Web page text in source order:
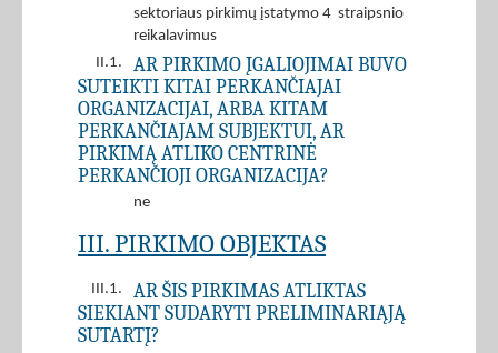
sektoriaus pirkimų įstatymo 4 straipsnio
reikalavimus
II.1.
AR PIRKIMO ĮGALIOJIMAI BUVO
SUTEIKTI KITAI PERKANČIAJAI
ORGANIZACIJAI, ARBA KITAM
PERKANČIAJAM SUBJEKTUI, AR
PIRKIMĄ ATLIKO CENTRINĖ
PERKANČIOJI ORGANIZACIJA?
ne
III. PIRKIMO OBJEKTAS
III.1.
AR ŠIS PIRKIMAS ATLIKTAS
SIEKIANT SUDARYTI PRELIMINARIĄJĄ
SUTARTĮ?